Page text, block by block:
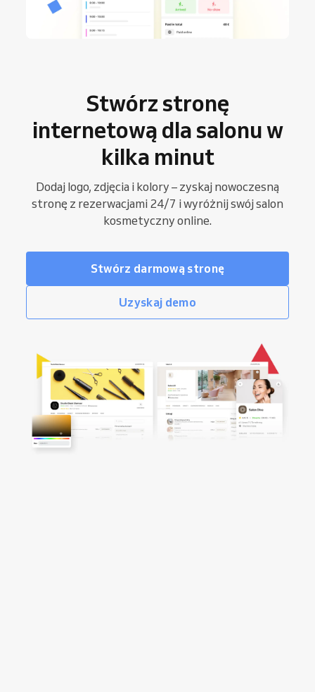
Stwórz stronę
internetową dla salonu w
kilka minut
Dodaj logo, zdjęcia i kolory – zyskaj nowoczesną
stronę z rezerwacjami 24/7 i wyróżnij swój salon
kosmetyczny online.
Stwórz darmową stronę
Uzyskaj demo